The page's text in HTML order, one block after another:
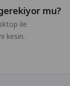
mu?
ile
kesin.